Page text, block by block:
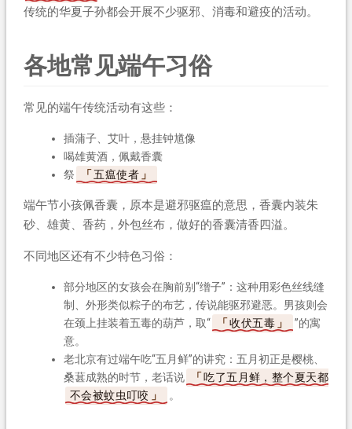
传统的华夏子孙都会开展不少驱邪、消毒和避疫的活动。
各地常见端午习俗
常见的端午传统活动有这些：
插蒲子、艾叶，悬挂钟馗像
喝雄黄酒，佩戴香囊
祭
五瘟使者
端午节小孩佩香囊，原本是避邪驱瘟的意思，香囊内装朱
砂、雄黄、香药，外包丝布，做好的香囊清香四溢。
不同地区还有不少特色习俗：
部分地区的女孩会在胸前别“缯子”：这种用彩色丝线缝
制、外形类似粽子的布艺，传说能驱邪避恶。男孩则会
在颈上挂装着五毒的葫芦，取“
收伏五毒
”的寓
意。
老北京有过端午吃“五月鲜”的讲究：五月初正是樱桃、
桑葚成熟的时节，老话说
吃了五月鲜，整个夏天都
不会被蚊虫叮咬
。